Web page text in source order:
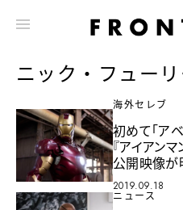
ニック・フュー
海外セレブ
初めて「ア
『アイアン
公開映像が
2019.09.18
ニュース